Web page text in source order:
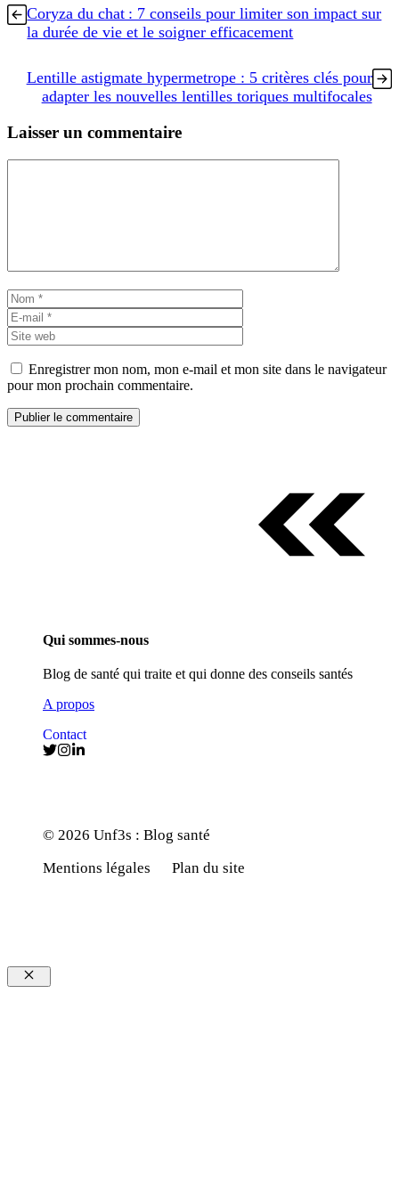
Coryza du chat : 7 conseils pour limiter son impact sur
la durée de vie et le soigner efficacement
Lentille astigmate hypermetrope : 5 critères clés pour
adapter les nouvelles lentilles toriques multifocales
Laisser un commentaire
Nom
mail
web
Enregistrer mon nom, mon e-mail et mon site dans le navigateur
pour mon prochain commentaire.
Qui sommes-nous
Blog de santé qui traite et qui donne des conseils santés
A propos
Contact
© 2026 Unf3s : Blog santé
Mentions légales
Plan du site
Fermer